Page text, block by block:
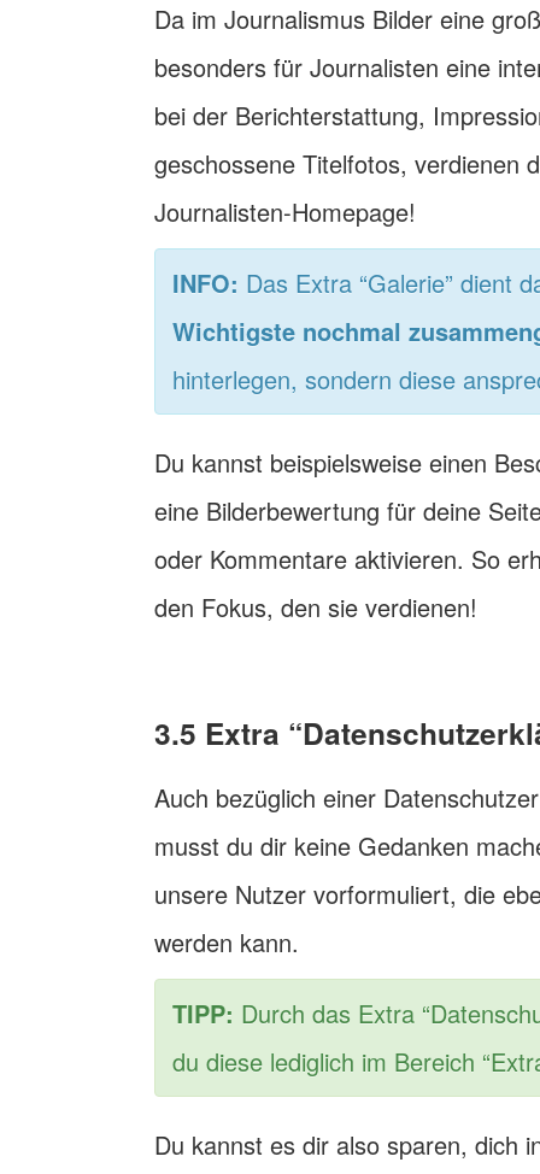
Da im Journalismus Bilder eine
besonders für Journalisten eine
bei der Berichterstattung,
geschossene Titelfotos, verdienen
Journalisten-Homepage!
INFO: Das Extra “Galerie” dient
Wichtigste nochmal
hinterlegen, sondern diese
Du kannst beispielsweise einen
eine Bilderbewertung für deine
oder Kommentare aktivieren. So
den Fokus, den sie verdienen!
3.5 Extra
Auch bezüglich einer
musst du dir keine Gedanken
unsere Nutzer vorformuliert, die
werden kann.
TIPP: Durch das Extra
du diese lediglich im Bereich
Du kannst es dir also sparen, dich